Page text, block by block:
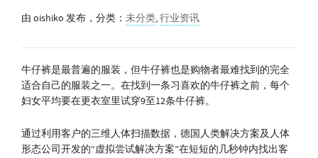
由 oishiko 发布，分类： 未分类,行业资讯
牛仔裤是最普遍的服装，但牛仔裤也是购物者最难找到的完全
适合自己的服装之一。在找到一条习喜欢的牛仔裤之前，每个
妇女平均要在更衣室里试穿9至12条牛仔裤。
通过利用客户的三维人体扫描数据，德国人类解决方案及人体
形态公司开发的“虚拟尝试解决方案”在短短的几秒钟内找出客